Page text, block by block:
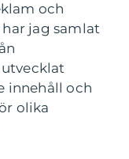
och
jag samlat
innehåll och
olika